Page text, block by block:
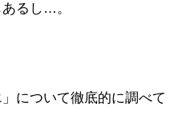
るし…。
について徹底的に調べて